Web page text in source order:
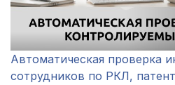
Автоматическая проверка
сотрудников по РКЛ,